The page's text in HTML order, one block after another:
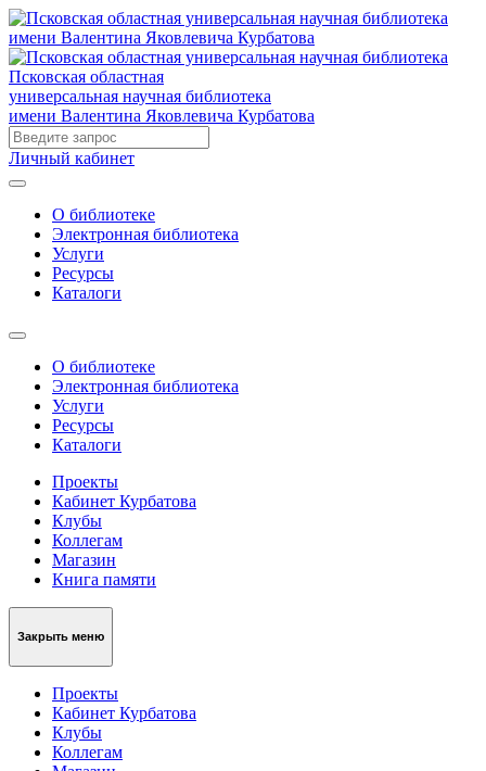
Псковская областная
универсальная научная библиотека
имени Валентина Яковлевича Курбатова
Личный кабинет
О библиотеке
Электронная библиотека
Услуги
Ресурсы
Каталоги
О библиотеке
Электронная библиотека
Услуги
Ресурсы
Каталоги
Проекты
Кабинет Курбатова
Клубы
Коллегам
Магазин
Книга памяти
Закрыть меню
Проекты
Кабинет Курбатова
Клубы
Коллегам